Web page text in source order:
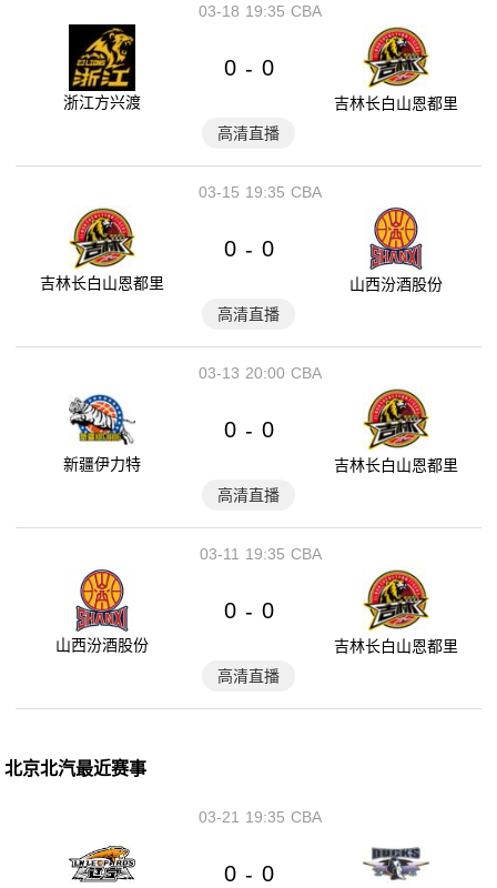
19:35
03-18 CBA
浙江方兴渡
0 - 0
吉林长白山恩都里
高清直播
19:35
03-15 CBA
吉林长白山恩都里
0 - 0
山西汾酒股份
高清直播
20:00
03-13 CBA
新疆伊力特
0 - 0
吉林长白山恩都里
高清直播
19:35
03-11 CBA
山西汾酒股份
0 - 0
吉林长白山恩都里
高清直播
北京北汽最近赛事
19:35
03-21 CBA
0 - 0